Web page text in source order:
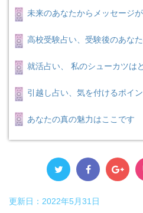
未来のあなたからメッセージ
高校受験占い、受験後のあな
就活占い、 私のシューカツは
引越し占い、気を付けるポイン
あなたの真の魅力はここです
更新日： 2022年5月31日